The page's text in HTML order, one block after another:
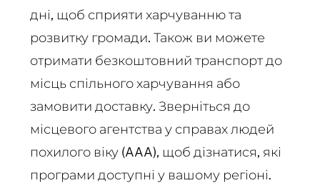
дні, щоб сприяти харчуванню та
розвитку громади. Також ви можете
отримати безкоштовний транспорт до
місць спільного харчування або
замовити доставку. Зверніться до
місцевого агентства у справах людей
похилого віку (AAA), щоб дізнатися, які
програми доступні у вашому регіоні.